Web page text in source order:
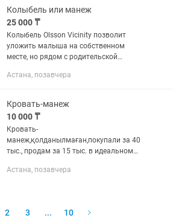
Колыбель или манеж
25 000 ₸
Колыбель Olsson Vicinity позволит
уложить малыша на собственном
месте, но рядом с родительской
подрастет, используйте ее в качестве
Откидной...
Астана, позавчера
Кровать-манеж
10 000 ₸
Кровать-
манеж,қолданылмаған,покупали за 40
тыс., продам за 15 тыс. в идеальном
бар, высотасы регулируется, и ножкасы
Астана, позавчера
2 3 ... 10